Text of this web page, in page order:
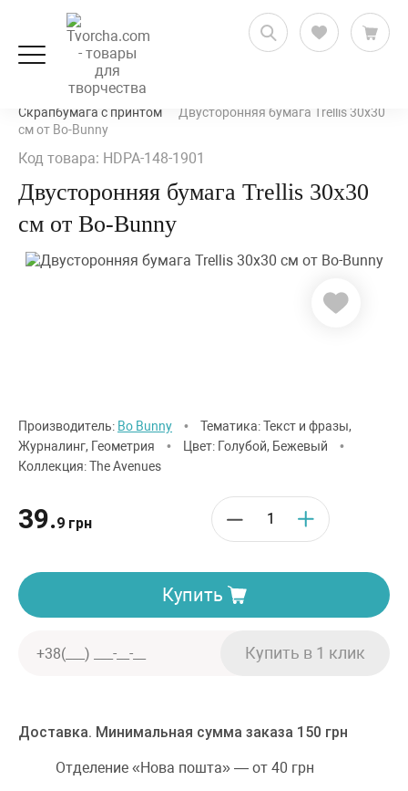
Скрапбукинг
Бумага для скрапбукинга
Скрапбумага с принтом
Двусторонняя бумага Trellis 30х30
см от Bo-Bunny
Код товара: HDPA-148-1901
Двусторонняя бумага Trellis 30х30
см от Bo-Bunny
Производитель: Bo Bunny •
Тематика: Текст и фразы,
Журналинг, Геометрия
• Цвет: Голубой, Бежевый
•
Коллекция: The Avenues
39.9 грн
Купить
Доставка. Минимальная сумма заказа 150 грн
Отделение «Нова пошта» — от 40 грн